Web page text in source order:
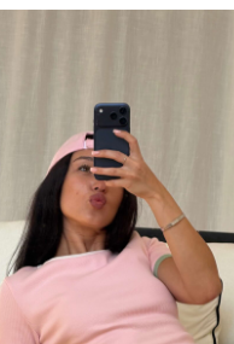
примерить,
И КУПИТЬ
вы можете по адресу